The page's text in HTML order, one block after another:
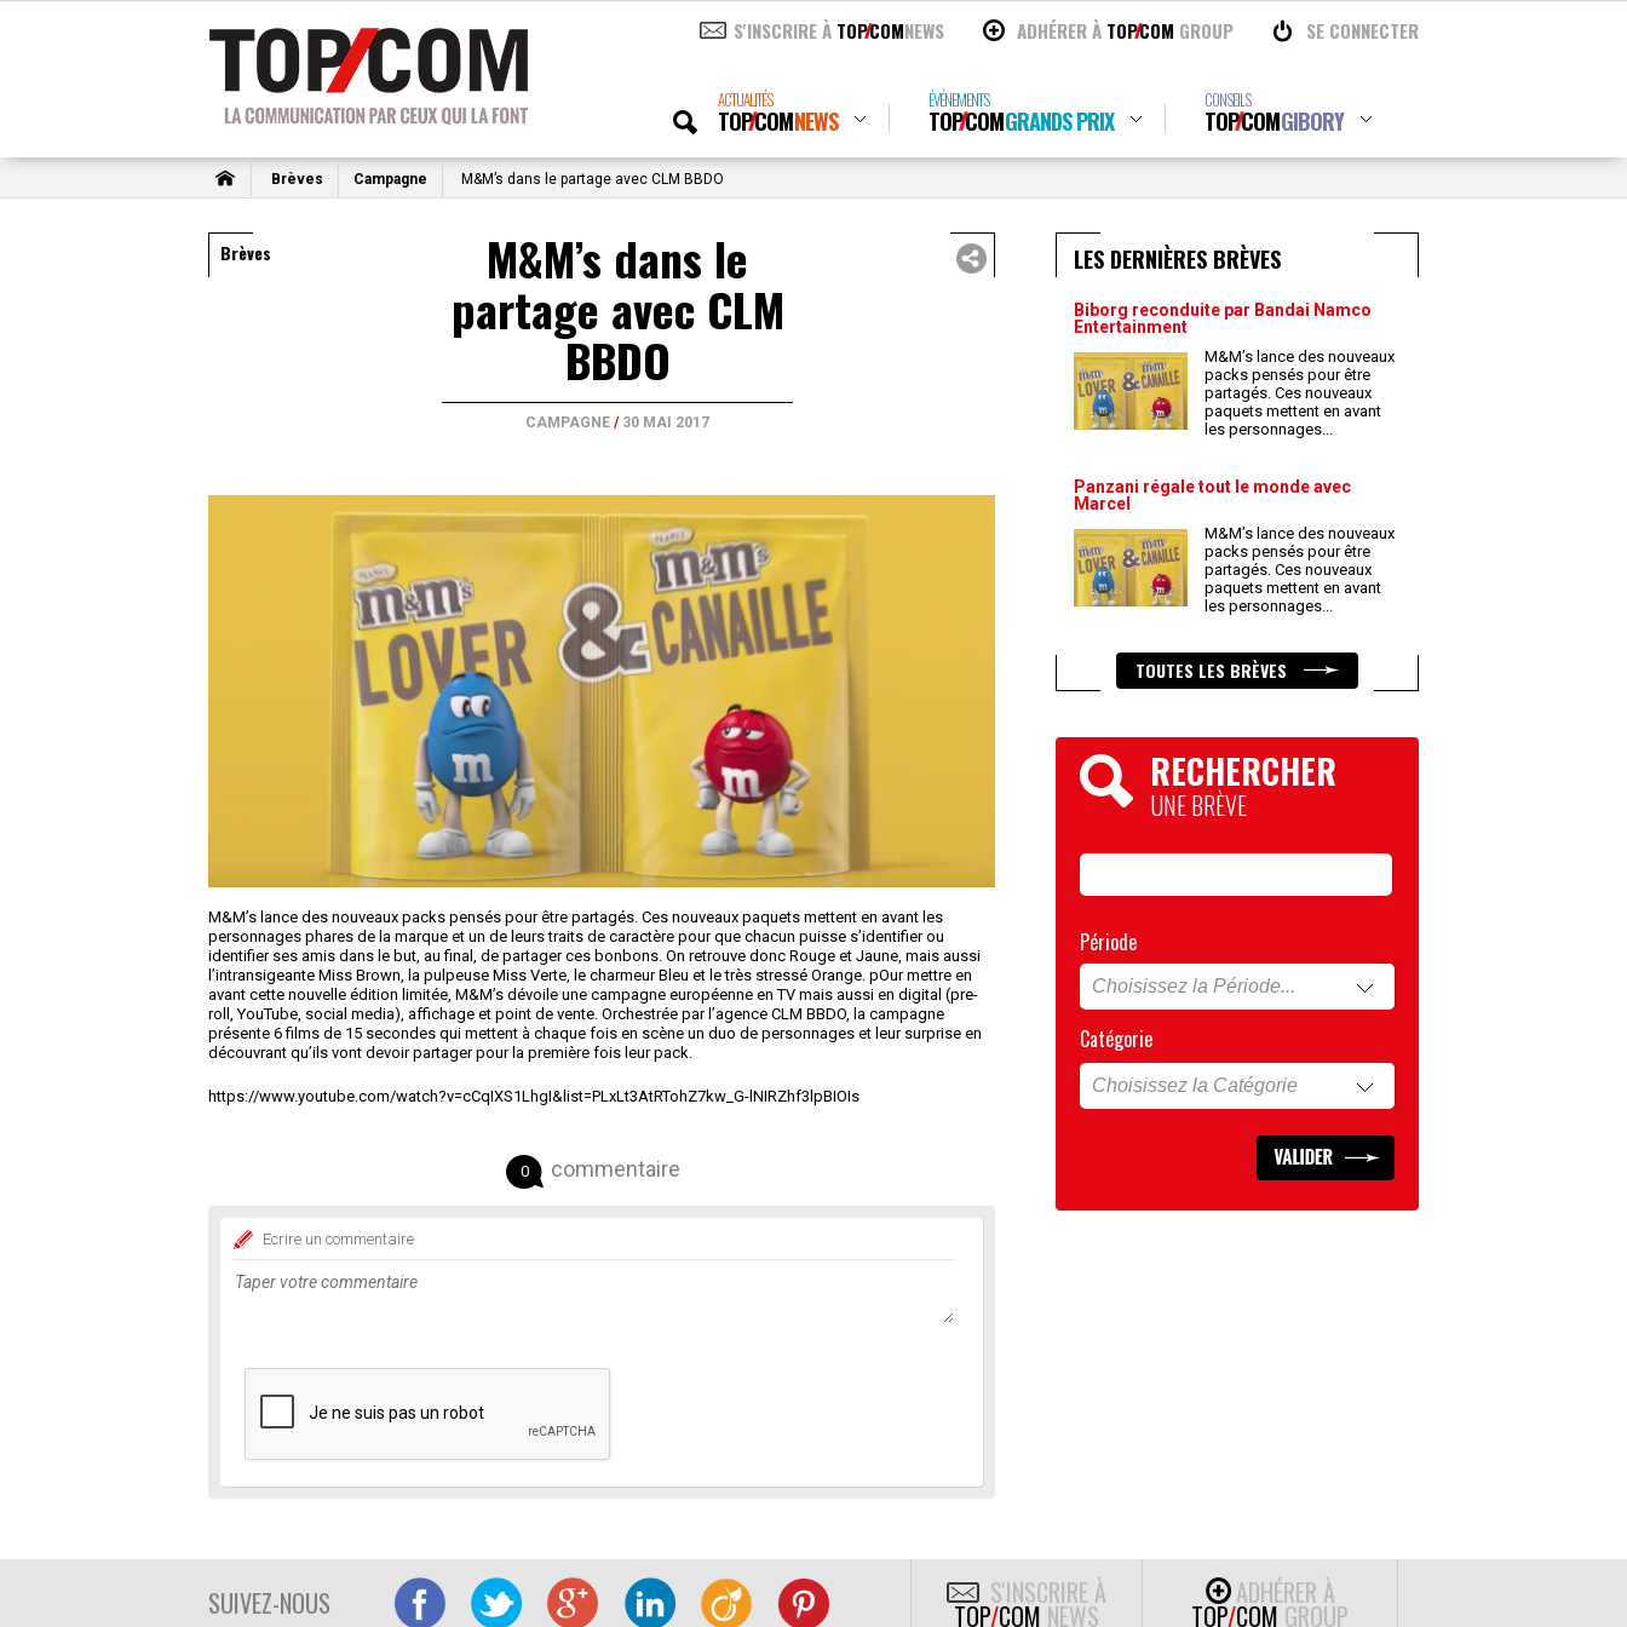
S'INSCRIRE À TOPCOMNEWS ADHÉRER À TOPCOM GROUP SE CONNECTER
ACTUALITÉS
TOPCOMNEWS
ÉVÉNEMENTS
TOPCOMGRANDS PRIX
CONSEILS
TOPCOMGIBORY
Brèves Campagne M&M’s dans le partage avec CLM BBDO
Brèves M&M’s dans le
partage avec CLM
BBDO
CAMPAGNE / 30 MAI 2017
M&M’s lance des nouveaux packs pensés pour être partagés. Ces nouveaux paquets mettent en avant les
personnages phares de la marque et un de leurs traits de caractère pour que chacun puisse s’identifier ou
identifier ses amis dans le but, au final, de partager ces bonbons. On retrouve donc Rouge et Jaune, mais aussi
l’intransigeante Miss Brown, la pulpeuse Miss Verte, le charmeur Bleu et le très stressé Orange. pOur mettre en
avant cette nouvelle édition limitée, M&M’s dévoile une campagne européenne en TV mais aussi en digital (pre-
roll, YouTube, social media), affichage et point de vente. Orchestrée par l’agence CLM BBDO, la campagne
présente 6 films de 15 secondes qui mettent à chaque fois en scène un duo de personnages et leur surprise en
découvrant qu’ils vont devoir partager pour la première fois leur pack.
https://www.youtube.com/watch?v=cCqIXS1LhgI&list=PLxLt3AtRTohZ7kw_G-lNIRZhf3lpBIOIs
0 commentaire
Ecrire un commentaire
LES DERNIÈRES BRÈVES
Biborg reconduite par Bandai Namco
Entertainment
M&M’s lance des nouveaux
packs pensés pour être
partagés. Ces nouveaux
paquets mettent en avant
les personnages...
Panzani régale tout le monde avec
Marcel
M&M’s lance des nouveaux
packs pensés pour être
partagés. Ces nouveaux
paquets mettent en avant
les personnages...
TOUTES LES BRÈVES
RECHERCHER
UNE BRÈVE
Période
Catégorie
SUIVEZ-NOUS S'INSCRIRE À
TOP/COM NEWS
ADHÉRER À
TOP/COM GROUP